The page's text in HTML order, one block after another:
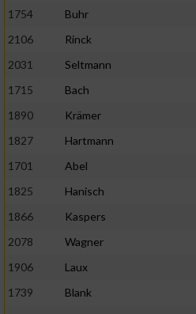
1754
Buhr
2106
Rinck
2031
Seltmann
1715
Bach
1890
Krämer
1827
Hartmann
1701
Abel
1825
Hanisch
1866
Kaspers
2078
Wagner
1906
Laux
1739
Blank